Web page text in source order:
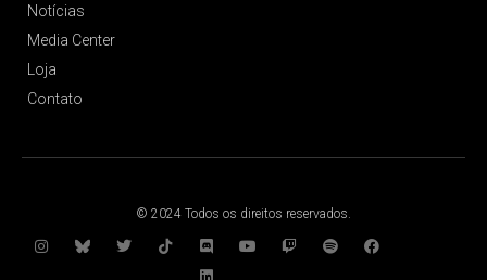
Notícias
Media Center
Loja
Contato
© 2024 Todos os direitos reservados.